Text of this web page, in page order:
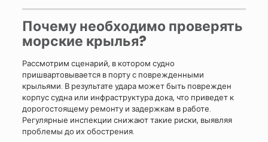
Почему необходимо проверять
морские крылья?
Рассмотрим сценарий, в котором судно
пришвартовывается в порту с поврежденными
крыльями. В результате удара может быть поврежден
корпус судна или инфраструктура дока, что приведет к
дорогостоящему ремонту и задержкам в работе.
Регулярные инспекции снижают такие риски, выявляя
проблемы до их обострения.